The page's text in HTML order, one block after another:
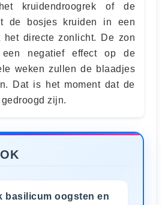
kruidendroogrek of de
de bosjes kruiden in een
het directe zonlicht. De zon
een negatief effect op de
weken zullen de blaadjes
Dat is het moment dat de
zijn.
basilicum oogsten en